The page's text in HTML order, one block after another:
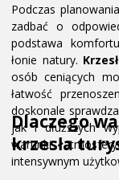
Podczas
zadbać o
podstawa
łonie natury.
osób ceniących
łatwość
doskonale
jak i dłuższych
warunki
intensywnym
Dlaczego
krzesła